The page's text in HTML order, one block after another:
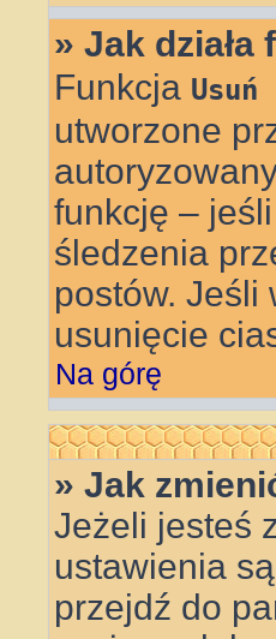
» Jak działa
Funkcja
utworzone
funkcję –
śledzenia
postów. Jeśli
usunięcie
Na górę
» Jak
Jeżeli jesteś
ustawienia
przejdź do